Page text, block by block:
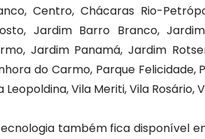
Centro, Chácaras Rio-
Jardim Barro Branco,
Jardim Panamá, Jardim
do Carmo, Parque Felicidade,
Leopoldina, Vila Meriti, Vila Rosário,
também fica disponível